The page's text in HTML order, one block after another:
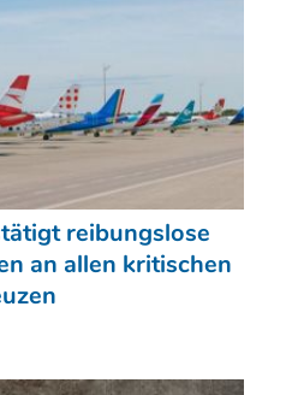
reibungslose
an allen kritischen